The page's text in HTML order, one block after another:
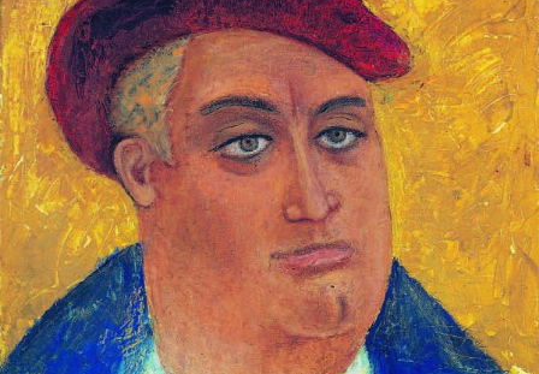
artă
V.R.C.
Atelier
‘85
Presa
Publicații